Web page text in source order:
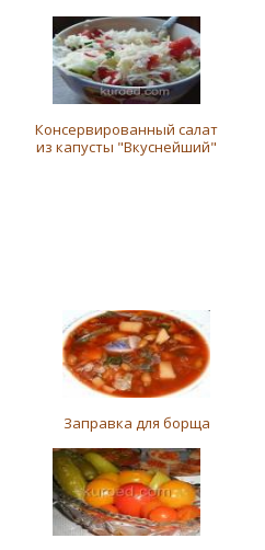
Консервированный салат
из капусты "Вкуснейший"
Заправка для борща